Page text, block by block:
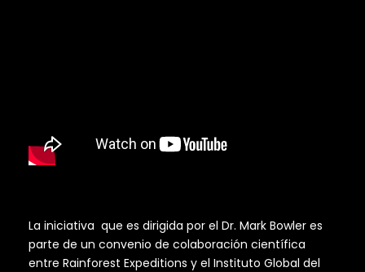
La iniciativa que es dirigida por el Dr. Mark Bowler es
parte de un convenio de colaboración científica
entre Rainforest Expeditions y el Instituto Global del